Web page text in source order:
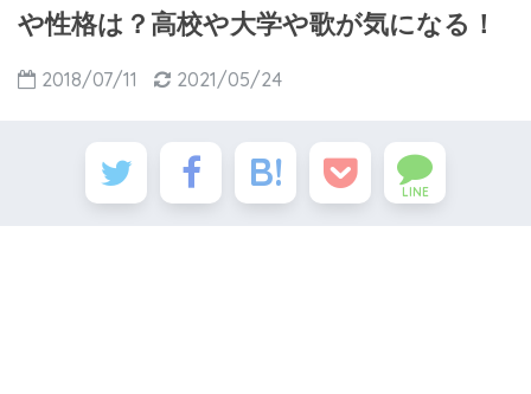
や性格は？高校や大学や歌が気になる！
2018/07/11 2021/05/24
LINE